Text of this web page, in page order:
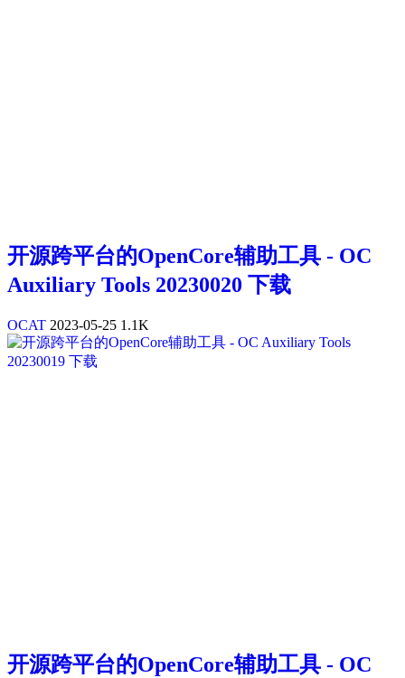
开源跨平台的OpenCore辅助工具 - OC
Auxiliary Tools 20230020 下载
OCAT 2023-05-25 1.1K
开源跨平台的OpenCore辅助工具 - OC